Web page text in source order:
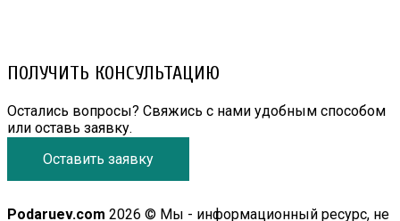
ПОЛУЧИТЬ КОНСУЛЬТАЦИЮ
Остались вопросы? Свяжись с нами удобным способом
или оставь заявку.
Оставить заявку
Podaruev.com 2026 © Мы - информационный ресурс, не